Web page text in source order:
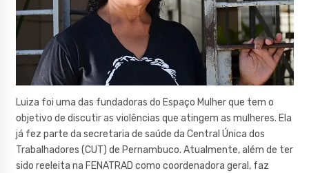
Luiza foi uma das fundadoras do Espaço Mulher que tem o
objetivo de discutir as violências que atingem as mulheres. Ela
já fez parte da secretaria de saúde da Central Única dos
Trabalhadores (CUT) de Pernambuco. Atualmente, além de ter
sido reeleita na FENATRAD como coordenadora geral, faz